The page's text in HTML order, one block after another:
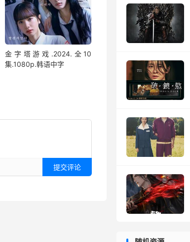
金字塔游戏.2024.全10
集.1080p.韩语中字
提交评论